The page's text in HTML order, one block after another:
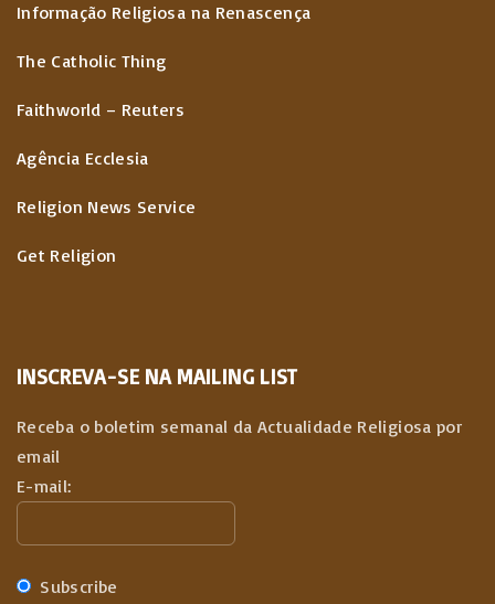
Informação Religiosa na Renascença
The Catholic Thing
Faithworld – Reuters
Agência Ecclesia
Religion News Service
Get Religion
INSCREVA-SE NA MAILING LIST
Receba o boletim semanal da Actualidade Religiosa por
email
E-mail:
Subscribe